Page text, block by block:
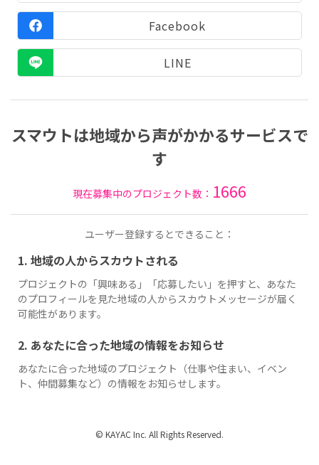
Facebook
LINE
スマウトは地域から声がかかるサービスで
す
現在募集中のプロジェクト数： 1666
ユーザー登録するとできること：
1. 地域の人からスカウトされる
プロジェクトの「興味ある」「応募したい」を押すと、あなた
のプロフィールを見た地域の人からスカウトメッセージが届く
可能性があります。
2. あなたに合った地域の情報をお知らせ
あなたに合った地域のプロジェクト（仕事や住まい、イベン
ト、仲間募集など）の情報をお知らせします。
© KAYAC Inc. All Rights Reserved.